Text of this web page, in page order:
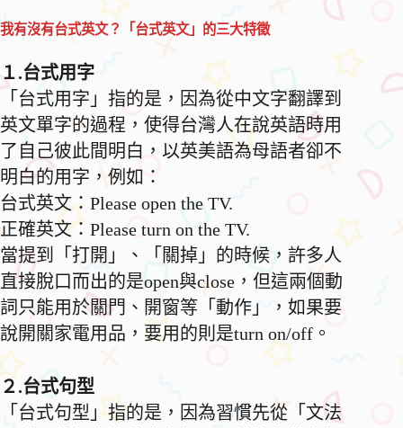
我有沒有台式英文？「台式英文」的三大特徵
１.台式用字
「台式用字」指的是，因為從中文字翻譯到
英文單字的過程，使得台灣人在說英語時用
了自己彼此間明白，以英美語為母語者卻不
明白的用字，例如：
台式英文：Please open the TV.
正確英文：Please turn on the TV.
當提到「打開」、「關掉」的時候，許多人
直接脫口而出的是open與close，但這兩個動
詞只能用於關門、開窗等「動作」，如果要
說開關家電用品，要用的則是turn on/off。
２.台式句型
「台式句型」指的是，因為習慣先從「文法